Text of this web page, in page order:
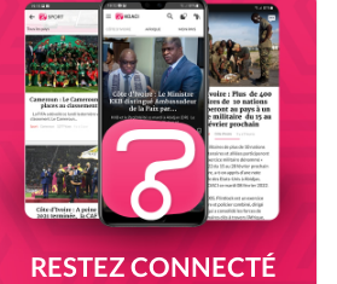
RESTEZ CONNECTÉ